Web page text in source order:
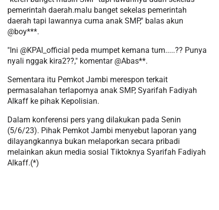
pemerintah daerah.malu banget sekelas pemerintah
daerah tapi lawannya cuma anak SMP," balas akun
@boy***.
"Ini @KPAI_official peda mumpet kemana tum.....?? Punya
nyali nggak kira2??," komentar @Abas**.
Sementara itu Pemkot Jambi merespon terkait
permasalahan terlapornya anak SMP, Syarifah Fadiyah
Alkaff ke pihak Kepolisian.
Dalam konferensi pers yang dilakukan pada Senin
(5/6/23). Pihak Pemkot Jambi menyebut laporan yang
dilayangkannya bukan melaporkan secara pribadi
melainkan akun media sosial Tiktoknya Syarifah Fadiyah
Alkaff.(*)